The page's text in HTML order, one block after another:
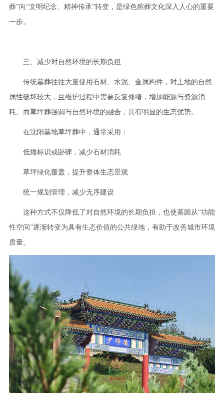
葬”向“文明纪念、精神传承”转变，是绿色殡葬文化深入人心的重要
一步。
三、减少对自然环境的长期负担
传统墓葬往往大量使用石材、水泥、金属构件，对土地的自然
属性破坏较大，且维护过程中需要反复修缮，增加能源与资源消
耗。而草坪葬强调与自然环境的融合，具有明显的生态优势。
在沈阳墓地草坪葬中，通常采用：
低矮标识或卧碑，减少石材消耗
草坪绿化覆盖，提升整体生态景观
统一规划管理，减少无序建设
这种方式不仅降低了对自然环境的长期负担，也使墓园从“功能
性空间”逐渐转变为具有生态价值的公共绿地，有助于改善城市环境
质量。